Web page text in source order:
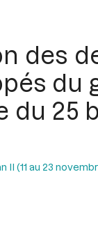
des
du
du 25
II (11 au 23